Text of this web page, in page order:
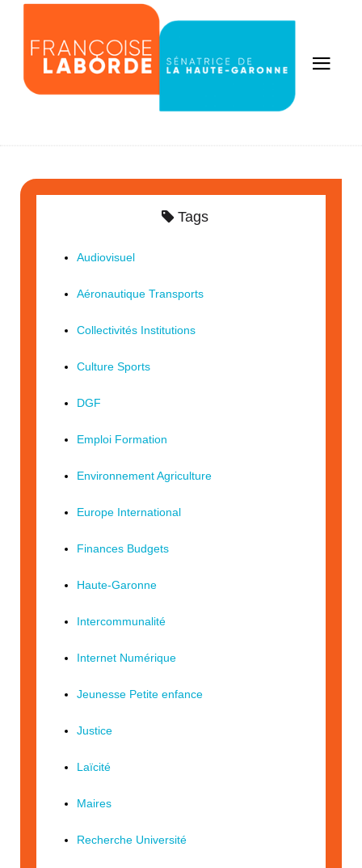
Tags
Audiovisuel
Aéronautique Transports
Collectivités Institutions
Culture Sports
DGF
Emploi Formation
Environnement Agriculture
Europe International
Finances Budgets
Haute-Garonne
Intercommunalité
Internet Numérique
Jeunesse Petite enfance
Justice
Laïcité
Maires
Recherche Université